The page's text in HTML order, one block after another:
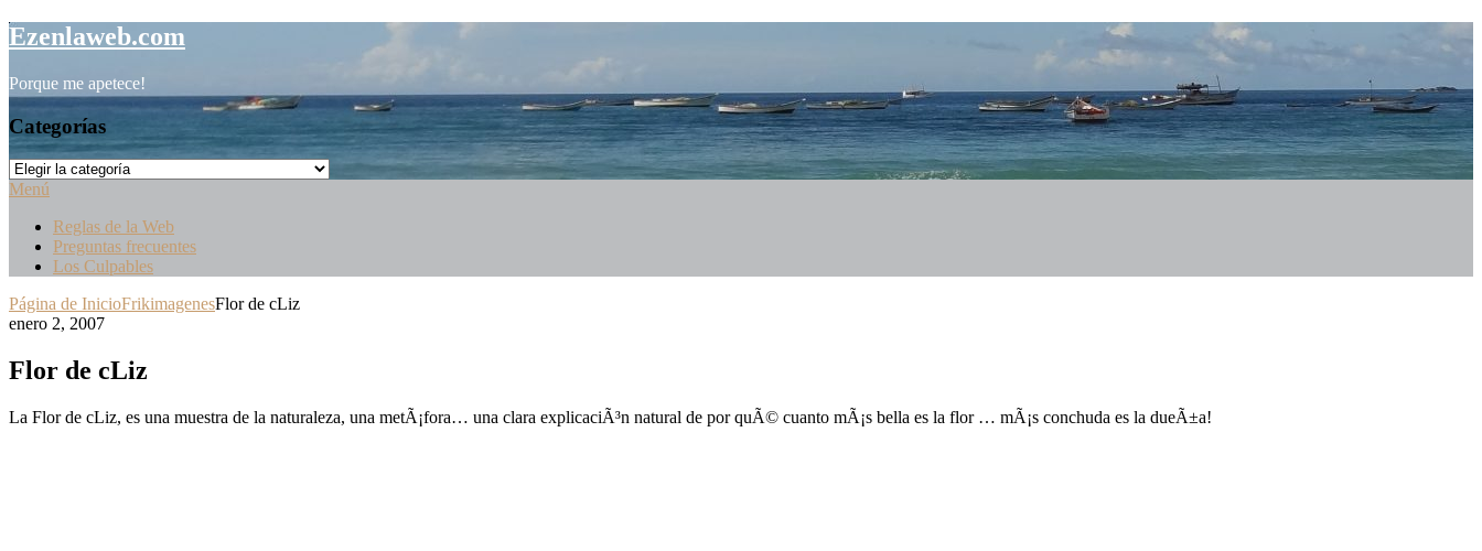
Saltar
al
Ezenlaweb.com
Porque me apetece!
Categorías
Categorías
Menú
Reglas de la Web
Preguntas frecuentes
Los Culpables
Página de InicioFrikimagenesFlor de cLiz
enero 2, 2007
Flor de cLiz
La Flor de cLiz, es una muestra de la naturaleza, una metÃ¡fora… una clara explicaciÃ³n natural de por quÃ© cuanto mÃ¡s bella es la flor … mÃ¡s conchuda es la dueÃ±a!